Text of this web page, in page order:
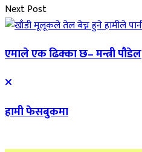
Next Post
एमाले एक ढिक्का छ– मन्त्री पौडेल
हामी फेसबुकमा